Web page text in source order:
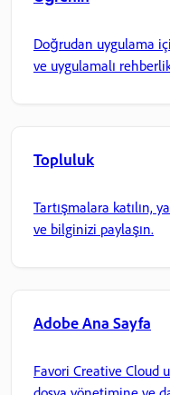
Doğrudan uygulama
ve uygulamalı
Topluluk
Tartışmalara katılın,
ve bilginizi paylaşın.
Adobe Ana Sayfa
Favori Creative Cloud